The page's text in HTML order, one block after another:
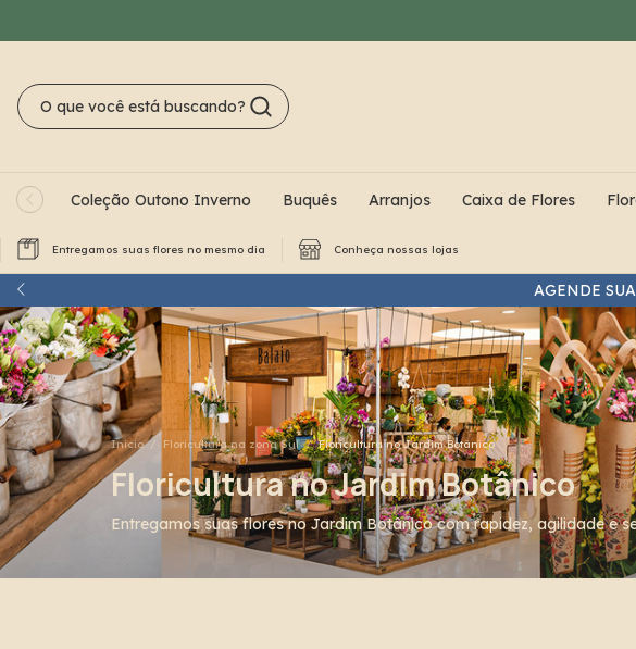
ENTREGA PARA O
Coleção Outono Inverno Buquês Arranjos Caixa de Flores
Entregamos suas flores no mesmo dia Conheça nossas lojas
Início / Floricultura na zona Sul / Floricultura no Jardim Botânico
Floricultura no Jardim Botânico
Entregamos suas flores no Jardim Botânico com rapidez, agilidade e